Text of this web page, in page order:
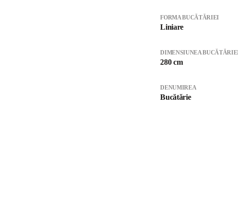
FORMA BUCĂTĂRIEI
Liniare
DIMENSIUNEA
280 cm
DENUMIREA
Bucătărie